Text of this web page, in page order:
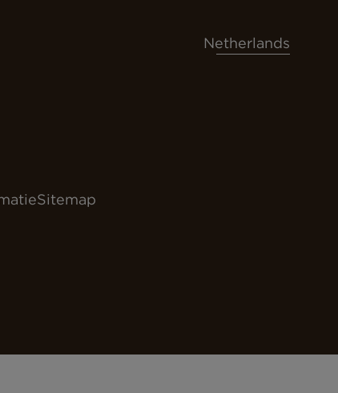
Netherlands
Sitemap